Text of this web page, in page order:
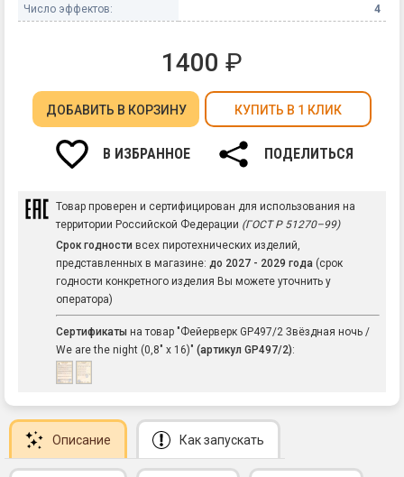
Число эффектов:
4
1400 ₽
ДОБАВИТЬ В КОРЗИНУ КУПИТЬ В 1 КЛИК
В ИЗБРАННОЕ ПОДЕЛИТЬСЯ
Товар проверен и сертифицирован для использования на
территории Российской Федерации (ГОСТ Р 51270–99)
Срок годности всех пиротехнических изделий,
представленных в магазине: до 2027 - 2029 года (срок
годности конкретного изделия Вы можете уточнить у
оператора)
Сертификаты на товар "Фейерверк GP497/2 Звёздная ночь /
We are the night (0,8" х 16)" (артикул GP497/2):
Описание Как запускать